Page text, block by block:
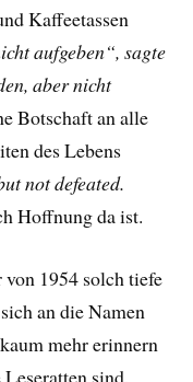
Kaffeetassen
aufgeben“, sagte
aber nicht
Botschaft an alle
des Lebens
not defeated.
Hoffnung da ist.
1954 solch tiefe
an die Namen
mehr erinnern
sind,